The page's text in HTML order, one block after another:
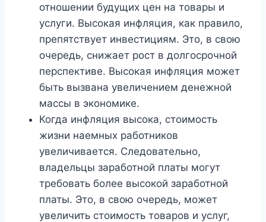
отношении будущих цен на товары и
услуги. Высокая инфляция, как правило,
препятствует инвестициям. Это, в свою
очередь, снижает рост в долгосрочной
перспективе. Высокая инфляция может
быть вызвана увеличением денежной
массы в экономике.
Когда инфляция высока, стоимость
жизни наемных работников
увеличивается. Следовательно,
владельцы заработной платы могут
требовать более высокой заработной
платы. Это, в свою очередь, может
увеличить стоимость товаров и услуг,